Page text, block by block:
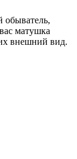
матушка
внешний вид.